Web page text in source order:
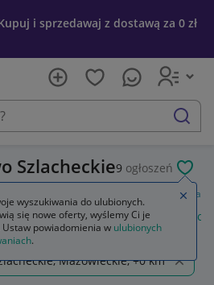
i sprzedawaj z dostawą za 0 zł
szukaj
Szlacheckie9 ogłoszeń
Proza
myśliwska proca wędkarska proca
Mazowieckie, +0 km
wyszukiwania do ulubionych.
się nowe oferty, wyślemy Ci je
Ustaw powiadomienia w ulubionych
.